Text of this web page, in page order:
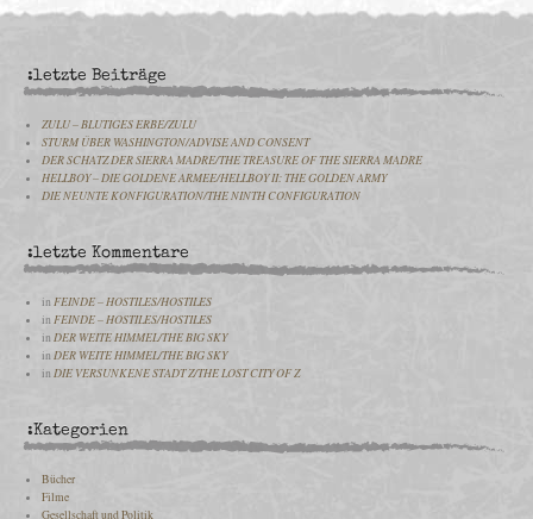
:letzte Beiträge
ZULU – BLUTIGES ERBE/ZULU
STURM ÜBER WASHINGTON/ADVISE AND CONSENT
DER SCHATZ DER SIERRA MADRE/THE TREASURE OF THE SIERRA MADRE
HELLBOY – DIE GOLDENE ARMEE/HELLBOY II: THE GOLDEN ARMY
DIE NEUNTE KONFIGURATION/THE NINTH CONFIGURATION
:letzte Kommentare
inFEINDE – HOSTILES/HOSTILES
inFEINDE – HOSTILES/HOSTILES
inDER WEITE HIMMEL/THE BIG SKY
inDER WEITE HIMMEL/THE BIG SKY
inDIE VERSUNKENE STADT Z/THE LOST CITY OF Z
:Kategorien
Bücher
Filme
Gesellschaft und Politik